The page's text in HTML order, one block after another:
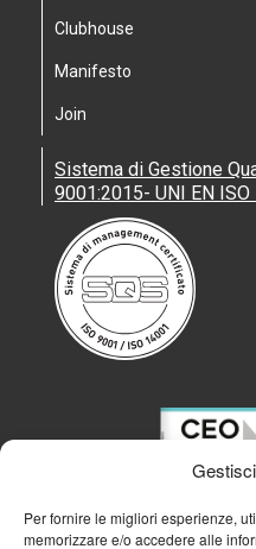
Per fornire le migliori esperienze,
memorizzare e/o accedere alle
Clubhouse
Manifesto
Join
Sistema di Gestione
9001:2015- UNI EN